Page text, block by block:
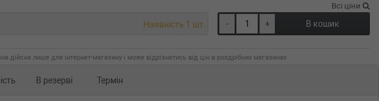
Всі ціни
Наявність 1 шт. - + В кошик
дійсна лише для інтернет-магазину і може відрізнятись від цін в роздрібних магазинах
В резерві Термін